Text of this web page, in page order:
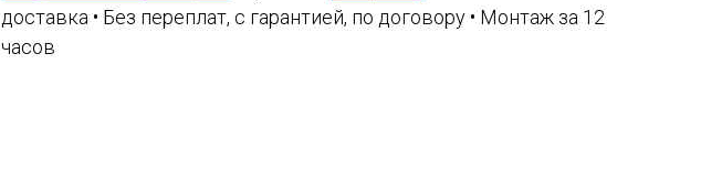
доставка • Без переплат, с гарантией, по договору • Монтаж за 12
часов